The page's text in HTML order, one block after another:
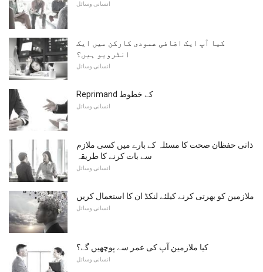
انسانی وسائل
کیا آپ ایک اضافی عمودی کارکن میں ایک
انٹرویو ہیں؟
انسانی وسائل
Reprimand کے خطوط
انسانی وسائل
ذاتی حفظان صحت کا مسئلہ کے بارے میں کسی ملازم
سے بات کرنے کا طریقہ
انسانی وسائل
ملازمین کو بھرتی کرنے کیلئے لنکڈ ان کا استعمال کریں
انسانی وسائل
کیا ملازمین آپ کی عمر سے پوچھیں گے؟
انسانی وسائل